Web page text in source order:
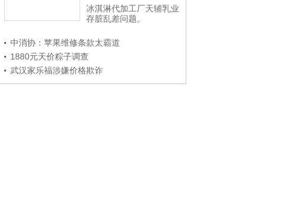
冰淇淋代加工厂天辅乳业
存脏乱差问题。
中消协：苹果维修条款太霸道
1880元天价粽子调查
武汉家乐福涉嫌价格欺诈